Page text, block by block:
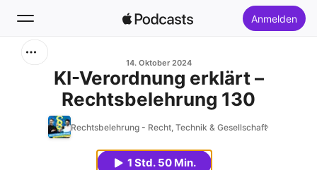
Anmelden
Startseite
Neu
14. Oktober 2024
KI-Verordnung erklärt –
Rechtsbelehrung 130
Rechtsbelehrung - Recht, Technik & Gesellschaft
1 Std. 50 Min.